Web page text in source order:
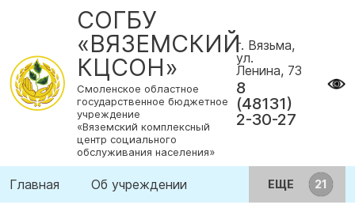
СОГБУ
«ВЯЗЕМСКИЙ
КЦСОН»
Смоленское областное
государственное бюджетное
учреждение
«Вяземский комплексный
центр социального
обслуживания населения»
г. Вязьма,
ул.
Ленина, 73
8
(48131)
2-30-27
Главная Об учреждении ЕЩЕ